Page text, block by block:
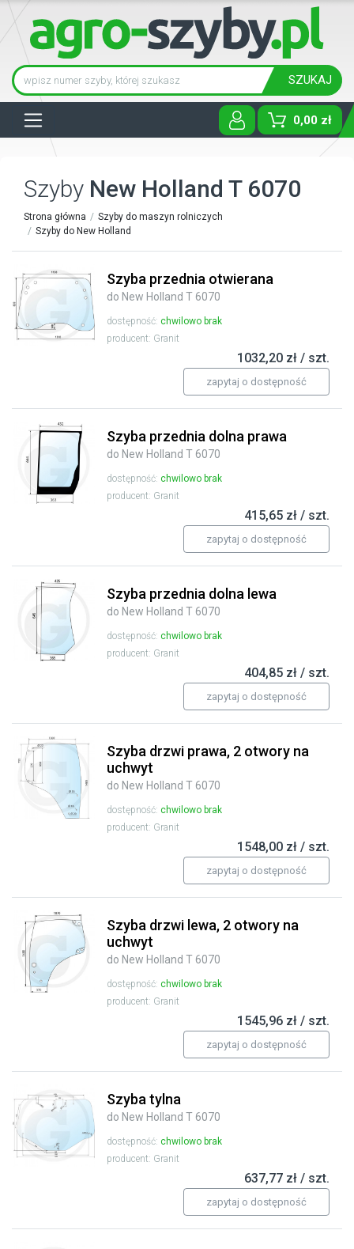
SZUKAJ
0,00 zł
Szyby New Holland T 6070
Strona główna
Szyby do maszyn rolniczych
Szyby do New Holland
Szyba przednia otwierana
do New Holland T 6070
dostępność: chwilowo brak
producent: Granit
1032,20 zł / szt.
zapytaj o dostępność
Szyba przednia dolna prawa
do New Holland T 6070
dostępność: chwilowo brak
producent: Granit
415,65 zł / szt.
zapytaj o dostępność
Szyba przednia dolna lewa
do New Holland T 6070
dostępność: chwilowo brak
producent: Granit
404,85 zł / szt.
zapytaj o dostępność
Szyba drzwi prawa, 2 otwory na
uchwyt
do New Holland T 6070
dostępność: chwilowo brak
producent: Granit
1548,00 zł / szt.
zapytaj o dostępność
Szyba drzwi lewa, 2 otwory na
uchwyt
do New Holland T 6070
dostępność: chwilowo brak
producent: Granit
1545,96 zł / szt.
zapytaj o dostępność
Szyba tylna
do New Holland T 6070
dostępność: chwilowo brak
producent: Granit
637,77 zł / szt.
zapytaj o dostępność